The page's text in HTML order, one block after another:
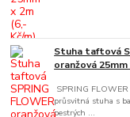
Stuha taftová
oranžová 25mm
SPRING
průsvitná stuha s
pestrých ...